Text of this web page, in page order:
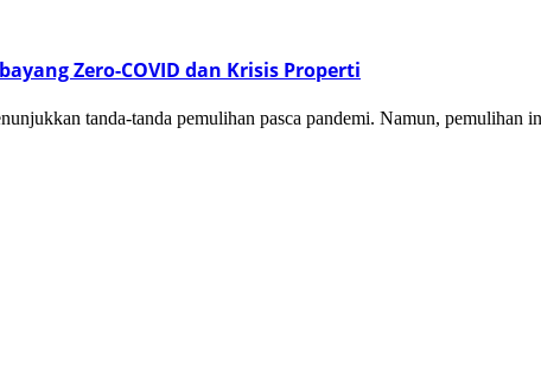
Zero-COVID dan Krisis Properti
tanda-tanda pemulihan pasca pandemi. Namun, pemulihan